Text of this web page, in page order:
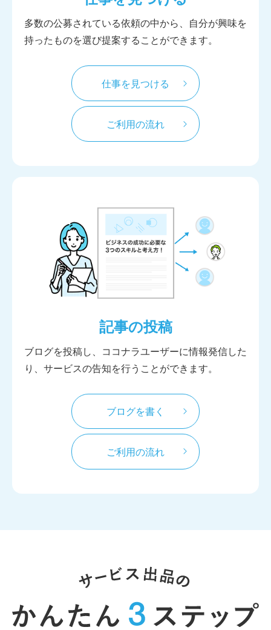
多数の公募されている依頼の中から、自分が興味を
持ったものを選び提案することができます。
仕事を見つける
ご利用の流れ
記事の投稿
ブログを投稿し、ココナラユーザーに情報発信した
り、サービスの告知を行うことができます。
ブログを書く
ご利用の流れ